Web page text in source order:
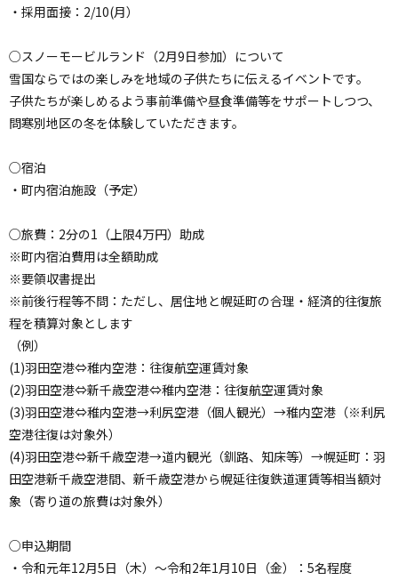
・採用面接：2/10(月）
○スノーモービルランド（2月9日参加）について
雪国ならではの楽しみを地域の子供たちに伝えるイベントです。
子供たちが楽しめるよう事前準備や昼食準備等をサポートしつつ、
問寒別地区の冬を体験していただきます。
○宿泊
・町内宿泊施設（予定）
○旅費：2分の1（上限4万円）助成
※町内宿泊費用は全額助成
※要領収書提出
※前後行程等不問：ただし、居住地と幌延町の合理・経済的往復旅
程を積算対象とします
（例）
(1)羽田空港⇔稚内空港：往復航空運賃対象
(2)羽田空港⇔新千歳空港⇔稚内空港：往復航空運賃対象
(3)羽田空港⇔稚内空港→利尻空港（個人観光）→稚内空港（※利尻
空港往復は対象外）
(4)羽田空港⇔新千歳空港→道内観光（釧路、知床等）→幌延町：羽
田空港新千歳空港間、新千歳空港から幌延往復鉄道運賃等相当額対
象（寄り道の旅費は対象外）
○申込期間
・令和元年12月5日（木）〜令和2年1月10日（金）：5名程度